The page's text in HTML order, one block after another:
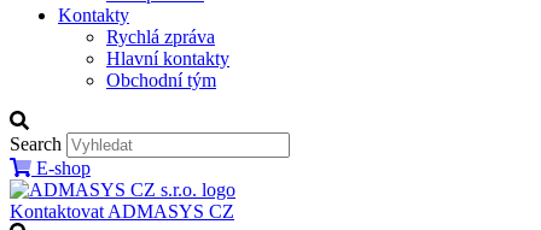
Kontakty
Rychlá zpráva
Hlavní kontakty
Obchodní tým
Search
E-shop
Kontaktovat ADMASYS CZ